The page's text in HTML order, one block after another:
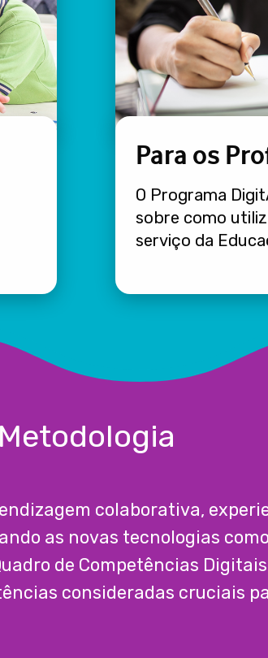
Para os
O Programa
sobre como
serviço da
Metodologia
colaborativa,
as novas tecnologias
de Competências
consideradas cruciais